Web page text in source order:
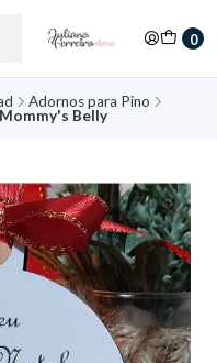
0
Adornos para Pino
Belly